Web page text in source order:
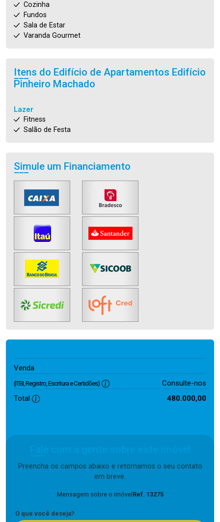
Cozinha
Fundos
Sala de Estar
Varanda Gourmet
Itens do Edifício de Apartamentos Edifício
Pinheiro Machado
Lazer
Fitness
Salão de Festa
Simule um Financiamento
Venda
(ITBI, Registro, Escritura e Certidões)
Consulte-nos
Total
480.000,00
Preencha os campos abaixo e retornamos o seu contato
em breve.
Mensagem sobre o imóvel Ref. 13275
O que você deseja?